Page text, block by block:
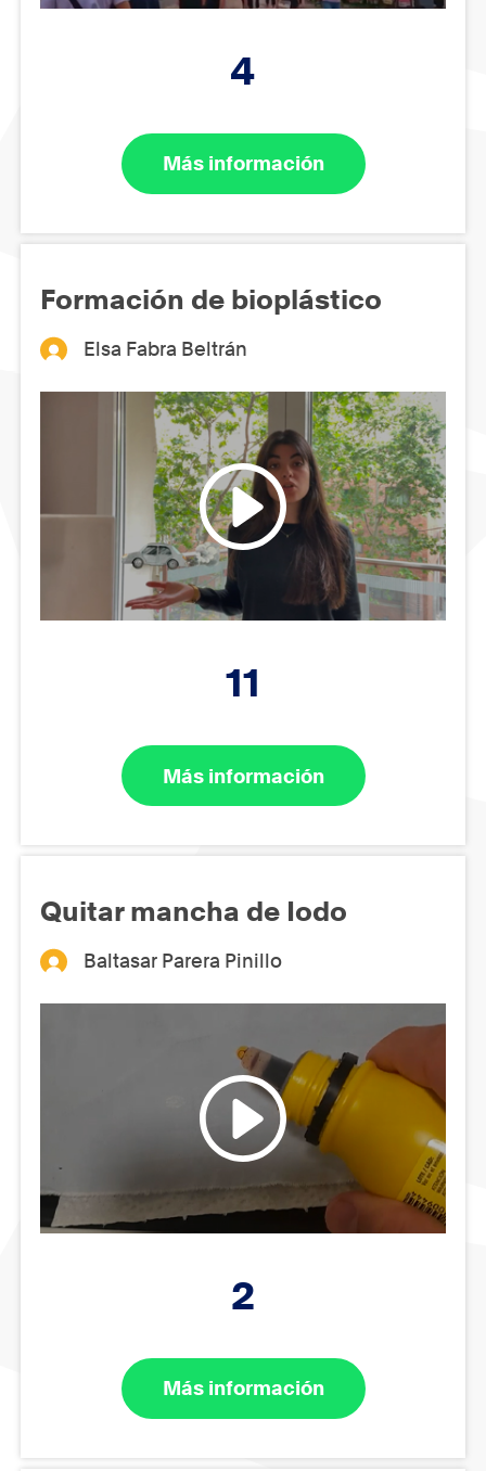
4
Más información
Formación de bioplástico
Elsa Fabra Beltrán
11
Más información
Quitar mancha de Iodo
Baltasar Parera Pinillo
2
Más información